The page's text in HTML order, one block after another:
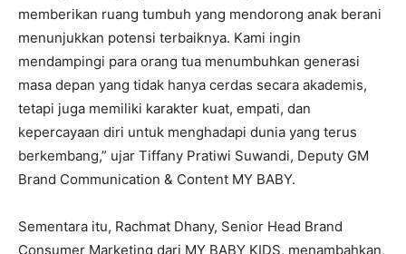
memberikan ruang tumbuh yang mendorong anak berani
menunjukkan potensi terbaiknya. Kami ingin
mendampingi para orang tua menumbuhkan generasi
masa depan yang tidak hanya cerdas secara akademis,
tetapi juga memiliki karakter kuat, empati, dan
kepercayaan diri untuk menghadapi dunia yang terus
berkembang,” ujar Tiffany Pratiwi Suwandi, Deputy GM
Brand Communication & Content MY BABY.
Sementara itu, Rachmat Dhany, Senior Head Brand
Consumer Marketing dari MY BABY KIDS, menambahkan,